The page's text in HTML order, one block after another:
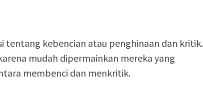
tentang kebencian atau penghinaan dan kritik.
mudah dipermainkan mereka yang
membenci dan menkritik.